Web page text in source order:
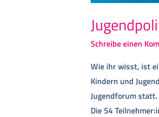
Schreibe einen
Wie ihr wisst, ist
Kindern und
Jugendforum
Die 54